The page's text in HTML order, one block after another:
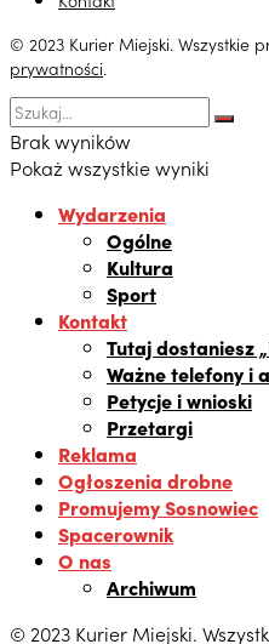
© 2023 Kurier Miejski. Wszystkie
prywatności.
Brak wyników
Pokaż wszystkie wyniki
Wydarzenia
Ogólne
Kultura
Sport
Kontakt
Tutaj dostaniesz
Ważne telefony i
Petycje i wnioski
Przetargi
Reklama
Ogłoszenia drobne
Promujemy Sosnowiec
Spacerownik
O nas
Archiwum
© 2023 Kurier Miejski.